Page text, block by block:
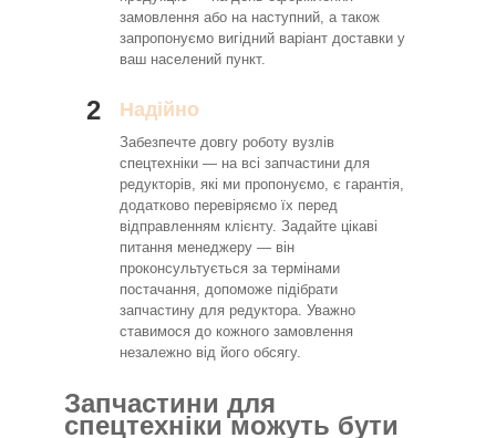
замовлення або на наступний, а також
запропонуємо вигідний варіант доставки у
ваш населений пункт.
2 Надійно
Забезпечте довгу роботу вузлів
спецтехніки — на всі запчастини для
редукторів, які ми пропонуємо, є гарантія,
додатково перевіряємо їх перед
відправленням клієнту. Задайте цікаві
питання менеджеру — він
проконсультується за термінами
постачання, допоможе підібрати
запчастину для редуктора. Уважно
ставимося до кожного замовлення
незалежно від його обсягу.
Запчастини для
спецтехніки можуть бути